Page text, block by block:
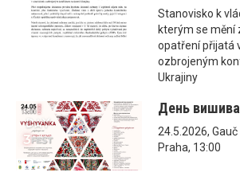
Stanovisko k
kterým se mění
opatření přijatá
ozbrojeným
Ukrajiny
День
24.5.2026,
Praha, 13:00